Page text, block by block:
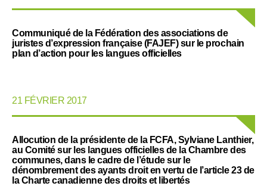
Communiqué de la Fédération des associations de
juristes d’expression française (FAJEF) sur le prochain
plan d’action pour les langues officielles
21 FÉVRIER 2017
Allocution de la présidente de la FCFA, Sylviane Lanthier,
au Comité sur les langues officielles de la Chambre des
communes, dans le cadre de l’étude sur le
dénombrement des ayants droit en vertu de l’article 23 de
la Charte canadienne des droits et libertés